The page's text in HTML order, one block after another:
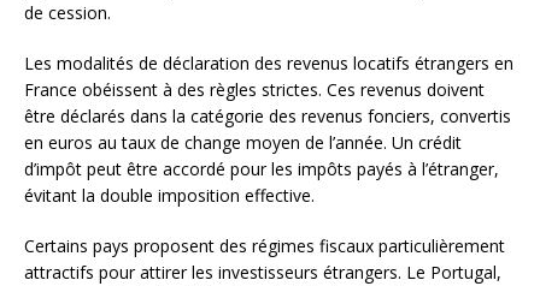
de cession.
Les modalités de déclaration des revenus locatifs étrangers en
France obéissent à des règles strictes. Ces revenus doivent
être déclarés dans la catégorie des revenus fonciers, convertis
en euros au taux de change moyen de l’année. Un crédit
d’impôt peut être accordé pour les impôts payés à l’étranger,
évitant la double imposition effective.
Certains pays proposent des régimes fiscaux particulièrement
attractifs pour attirer les investisseurs étrangers. Le Portugal,